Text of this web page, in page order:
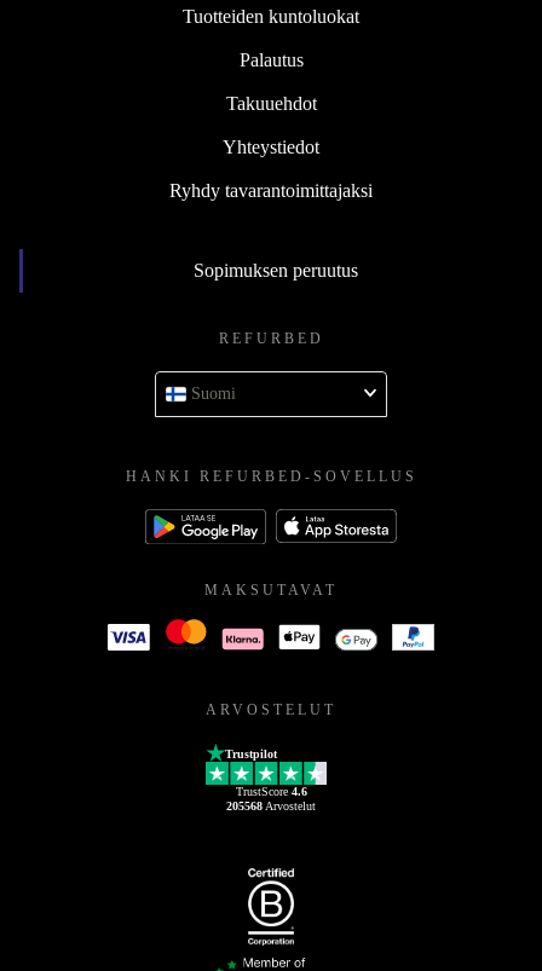
Tuotteiden kuntoluokat
Palautus
Takuuehdot
Yhteystiedot
Ryhdy tavarantoimittajaksi
Sopimuksen peruutus
REFURBED
Suomi
HANKI REFURBED-SOVELLUS
MAKSUTAVAT
ARVOSTELUT
Trustpilot
TrustScore 4.6
205568 Arvostelut